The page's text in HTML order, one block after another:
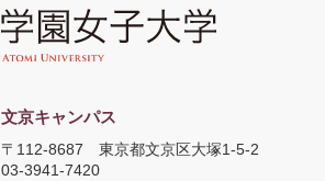
文京キャンパス
〒112-8687東京都文京区大塚1-5-2
03-3941-7420